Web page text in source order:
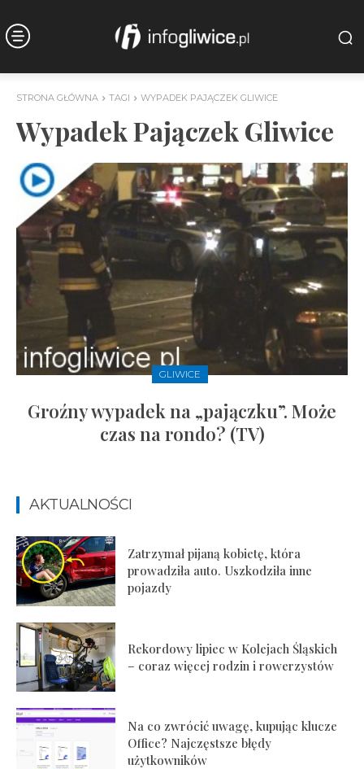
STRONA GŁÓWNA TAGI WYPADEK PAJĄCZEK GLIWICE
Wypadek Pajączek Gliwice
GLIWICE
Groźny wypadek na „pajączku”. Może
czas na rondo? (TV)
AKTUALNOŚCI
Zatrzymał pijaną kobietę, która
prowadziła auto. Uszkodziła inne
pojazdy
Rekordowy lipiec w Kolejach Śląskich
– coraz więcej rodzin i rowerzystów
Na co zwrócić uwagę, kupując klucze
Office? Najczęstsze błędy
użytkowników